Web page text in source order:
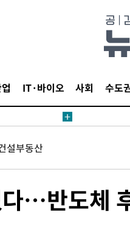
IT·바이오 사회 수도
관련 압수수색
개장
개장
설부동산
…반도체